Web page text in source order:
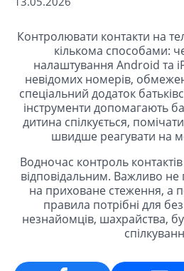
Контролювати контакти на
кількома способами:
налаштування Android та
невідомих номерів,
спеціальний додаток
інструменти допомагають
дитина спілкується,
швидше реагувати на
Водночас контроль
відповідальним. Важливо
на приховане стеження, а
правила потрібні для
незнайомців, шахрайства,